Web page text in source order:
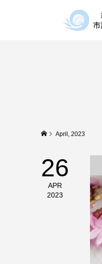
April, 2023
26
APR
2023